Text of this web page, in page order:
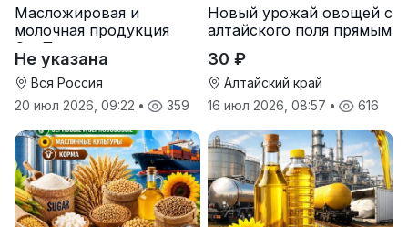
Масложировая и
молочная продукция
СолПро — экспортные
поставки
Не указана
Вся Россия
20 июл 2026, 09:22 • 359
Новый урожай овощей с
алтайского поля прямым
30 ₽
Алтайский край
16 июл 2026, 08:57 • 616